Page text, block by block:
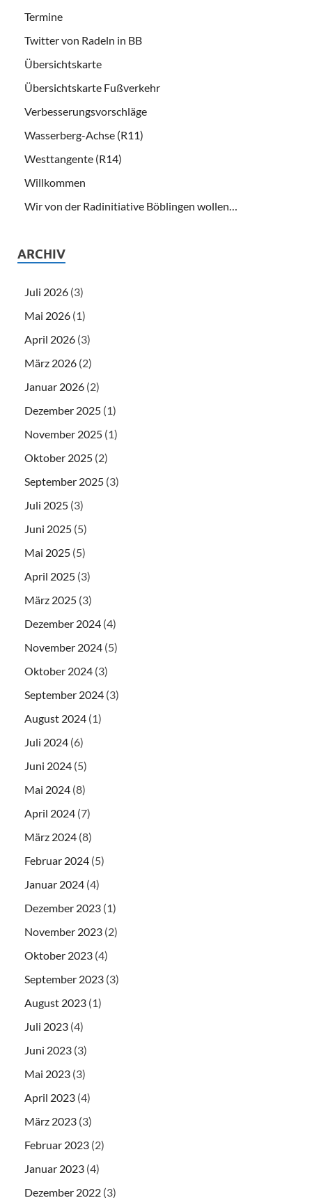
Termine
Twitter von Radeln in BB
Übersichtskarte
Übersichtskarte Fußverkehr
Verbesserungsvorschläge
Wasserberg-Achse (R11)
Westtangente (R14)
Willkommen
Wir von der Radinitiative Böblingen wollen…
ARCHIV
Juli 2026 (3)
Mai 2026 (1)
April 2026 (3)
März 2026 (2)
Januar 2026 (2)
Dezember 2025 (1)
November 2025 (1)
Oktober 2025 (2)
September 2025 (3)
Juli 2025 (3)
Juni 2025 (5)
Mai 2025 (5)
April 2025 (3)
März 2025 (3)
Dezember 2024 (4)
November 2024 (5)
Oktober 2024 (3)
September 2024 (3)
August 2024 (1)
Juli 2024 (6)
Juni 2024 (5)
Mai 2024 (8)
April 2024 (7)
März 2024 (8)
Februar 2024 (5)
Januar 2024 (4)
Dezember 2023 (1)
November 2023 (2)
Oktober 2023 (4)
September 2023 (3)
August 2023 (1)
Juli 2023 (4)
Juni 2023 (3)
Mai 2023 (3)
April 2023 (4)
März 2023 (3)
Februar 2023 (2)
Januar 2023 (4)
Dezember 2022 (3)